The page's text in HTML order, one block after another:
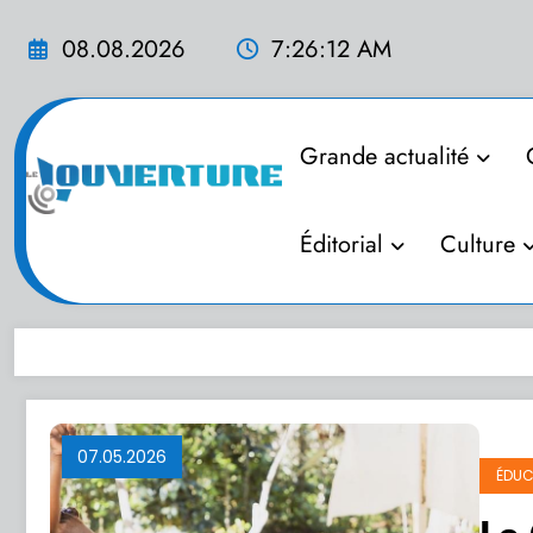
08.08.2026 7:26:13 AM
Grande actualité
Éditorial Culture
07.05.2026